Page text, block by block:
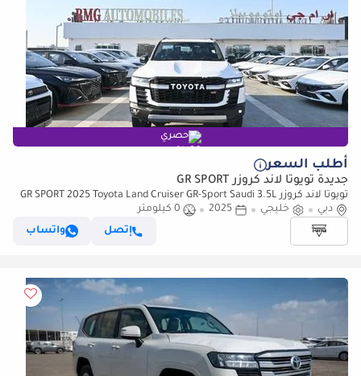
حصري
أطلب السعر
جديدة تويوتا لاند كروزر GR SPORT
تويوتا لاند كروزر GR SPORT 2025 Toyota Land Cruiser GR-Sport Saudi 3.5L
Twin Turbo + Hybrid V6 4WD
دبي خليجي 2025
0 كيلومتر
إتصل
واتساب